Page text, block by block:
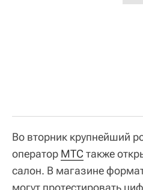
Во вторник крупнейший
оператор МТС также
салон. В магазине
могут протестировать